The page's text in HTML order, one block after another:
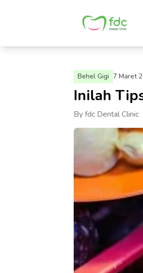
Behel Gigi 7 Maret
Inilah
By fdc Dental Clinic